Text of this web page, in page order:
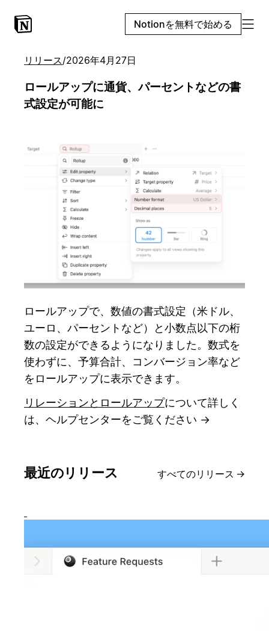
Notionを無料で始める
リリース/2026年4月27日
ロールアップに通貨、パーセントなどの書
式設定が可能に
ロールアップで、数値の書式設定（米ドル、
ユーロ、パーセントなど）と小数点以下の桁
数の設定ができるようになりました。数式を
使わずに、予算合計、コンバージョン率など
をロールアップに表示できます。
リレーションとロールアップについて詳しく
は、ヘルプセンターをご覧ください →
最近のリリース すべてのリリース →